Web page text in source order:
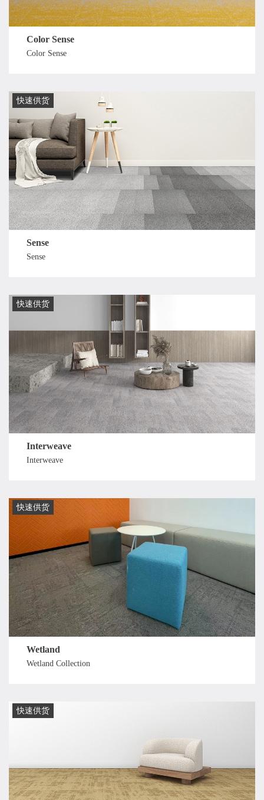
Color Sense
Color Sense
快速供货
Sense
Sense
快速供货
Interweave
Interweave
快速供货
Wetland
Wetland Collection
快速供货